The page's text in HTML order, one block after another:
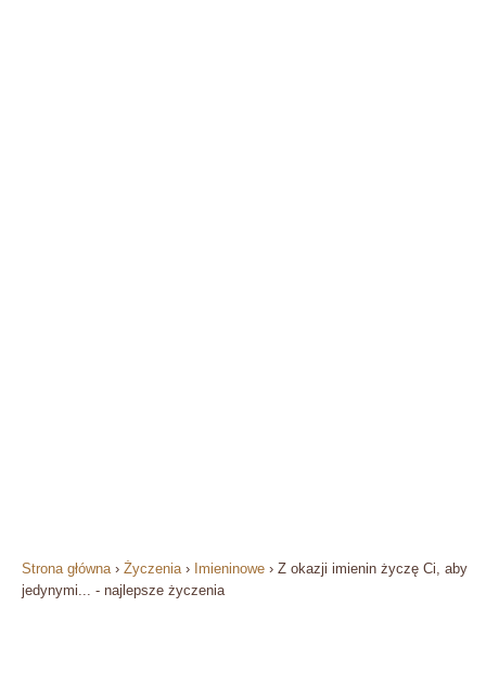
Strona główna › Życzenia › Imieninowe › Z okazji imienin życzę Ci, aby
jedynymi... - najlepsze życzenia